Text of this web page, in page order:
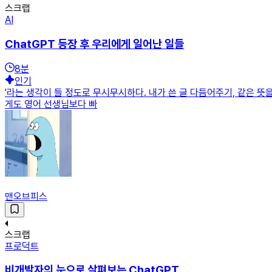
스크랩
AI
ChatGPT 등장 후 우리에게 일어난 일들
8분
인기
'라는 생각이 들 정도로 무시무시하다. 내가 쓴 글 다듬어주기, 같은
게도 영어 선생님보다 빠
맨오브피스
스크랩
프로덕트